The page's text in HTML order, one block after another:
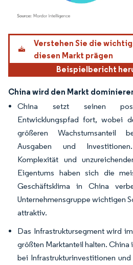
Bild © Mordor Intelligence.
Verstehen Sie die
diesen Markt prägen
Beispielbericht
China wird den Markt
China setzt seinen
Entwicklungspfad fort, wobei
größeren Wachstumsanteil
Ausgaben und
Komplexität und
Eigentums haben sich die
Geschäftsklima in China
Unternehmensgruppe wichtigen
attraktiv.
Das Infrastruktursegment wird
größten Marktanteil halten.
bei Infrastrukturinvestitionen